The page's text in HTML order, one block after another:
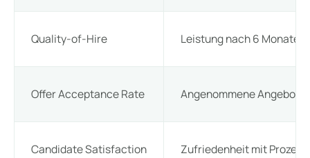
Quality-of-Hire Leistung nach 6 Monaten
Offer Acceptance Rate Angenommene Angebote
Candidate Satisfaction Zufriedenheit mit